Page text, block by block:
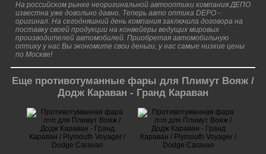
На российском рынке неоригинальной автооптики компания ДЕПО
известна уже довольно давно. Теперь авто оптика DEPO -
оригинал. На сегодняшний день компания заключила договора на
поставку своей продукции на конвейеры ведущих мировых
производителей автомобилей. Приобретая автомобильную
оптику у нас Вы экономите свои деньги, у нас самые низкие цены
по Москве!
Еще противотуманные фары для Плимут Вояж /
Додж Караван - Гранд Караван